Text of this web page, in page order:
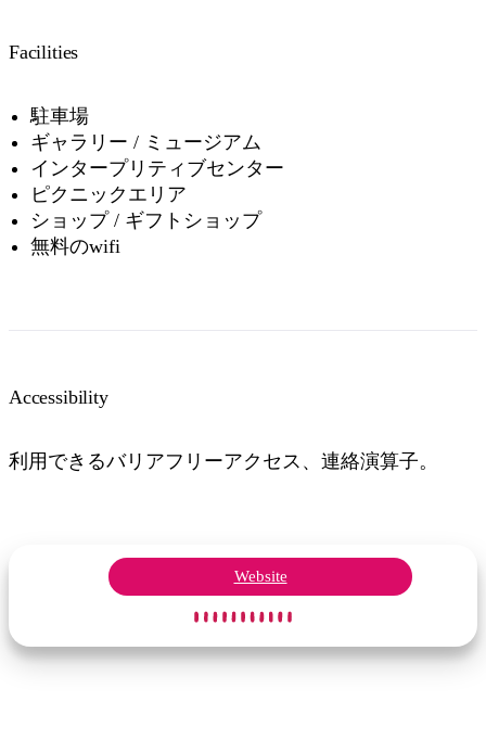
Facilities
駐車場
ギャラリー / ミュージアム
インタープリティブセンター
ピクニックエリア
ショップ / ギフトショップ
無料のwifi
Accessibility
利用できるバリアフリーアクセス、連絡演算子。
Website